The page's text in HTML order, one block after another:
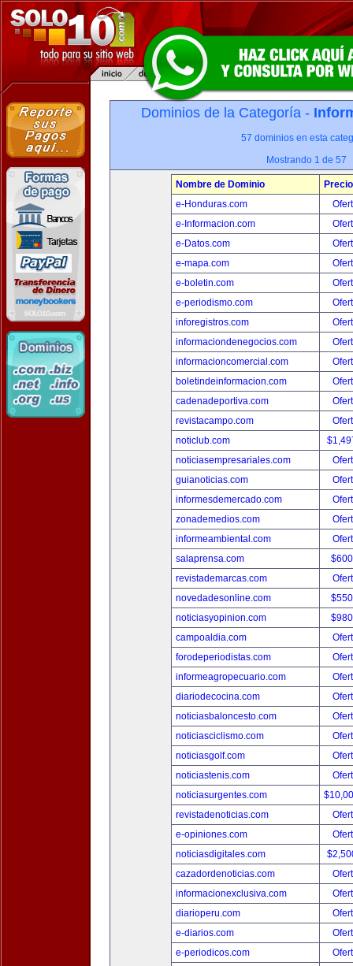
Dominios de la Categoría -
57 dominios en esta
Mostrando 1 de 57
Nombre de Dominio
Precio
e-Honduras.com
e-Informacion.com
e-Datos.com
e-mapa.com
e-boletin.com
e-periodismo.com
inforegistros.com
informaciondenegocios.com
informacioncomercial.com
boletindeinformacion.com
cadenadeportiva.com
revistacampo.com
noticlub.com
noticiasempresariales.com
guianoticias.com
informesdemercado.com
zonademedios.com
informeambiental.com
salaprensa.com
revistademarcas.com
novedadesonline.com
noticiasyopinion.com
campoaldia.com
forodeperiodistas.com
informeagropecuario.com
diariodecocina.com
noticiasbaloncesto.com
noticiasciclismo.com
noticiasgolf.com
noticiastenis.com
noticiasurgentes.com
revistadenoticias.com
e-opiniones.com
noticiasdigitales.com
cazadordenoticias.com
informacionexclusiva.com
diarioperu.com
e-diarios.com
e-periodicos.com